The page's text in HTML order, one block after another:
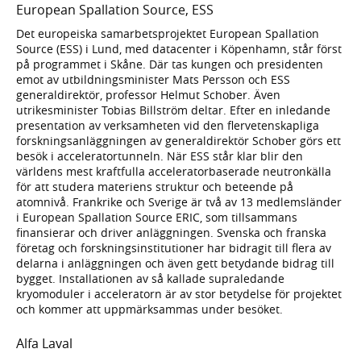
European Spallation Source, ESS
Det europeiska samarbetsprojektet European Spallation
Source (ESS) i Lund, med datacenter i Köpenhamn, står först
på programmet i Skåne. Där tas kungen och presidenten
emot av utbildningsminister Mats Persson och ESS
generaldirektör, professor Helmut Schober. Även
utrikesminister Tobias Billström deltar. Efter en inledande
presentation av verksamheten vid den flervetenskapliga
forskningsanläggningen av generaldirektör Schober görs ett
besök i acceleratortunneln. När ESS står klar blir den
världens mest kraftfulla acceleratorbaserade neutronkälla
för att studera materiens struktur och beteende på
atomnivå. Frankrike och Sverige är två av 13 medlemsländer
i European Spallation Source ERIC, som tillsammans
finansierar och driver anläggningen. Svenska och franska
företag och forskningsinstitutioner har bidragit till flera av
delarna i anläggningen och även gett betydande bidrag till
bygget. Installationen av så kallade supraledande
kryomoduler i acceleratorn är av stor betydelse för projektet
och kommer att uppmärksammas under besöket.
Alfa Laval